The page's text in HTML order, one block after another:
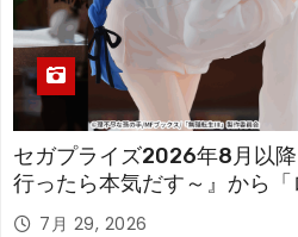
セガプライズ2026年8月以
行ったら本気だす～』から「
アが登場！
7月 29, 2026